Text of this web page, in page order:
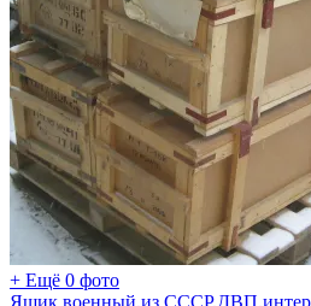
+ Ещё 0 фото
Ящик военный,из